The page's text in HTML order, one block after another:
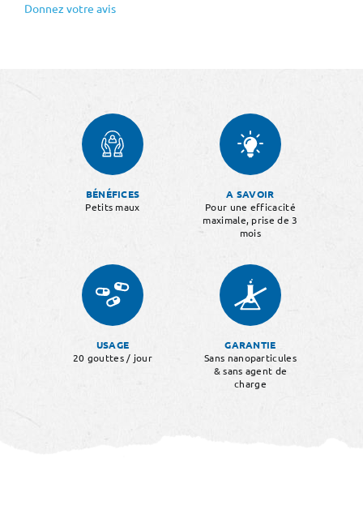
Donnez votre avis
BÉNÉFICES
Petits maux
A SAVOIR
Pour une efficacité
maximale, prise de 3
mois
USAGE
20 gouttes / jour
GARANTIE
Sans nanoparticules
& sans agent de
charge